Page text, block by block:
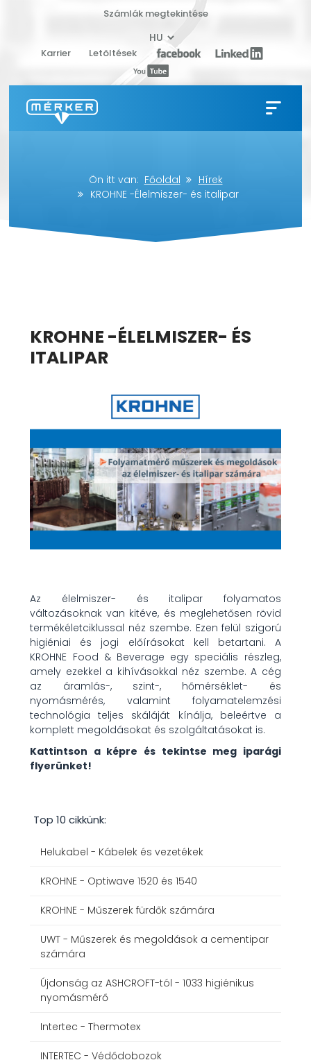
Számlák megtekintése
Karrier Letöltések
Ön itt van: Főoldal
Hírek
KROHNE -Élelmiszer- és italipar
KROHNE -ÉLELMISZER- ÉS
ITALIPAR
Az élelmiszer- és italipar folyamatos
változásoknak van kitéve, és meglehetősen rövid
termékéletciklussal néz szembe. Ezen felül szigorú
higiéniai és jogi előírásokat kell betartani. A
KROHNE Food & Beverage egy speciális részleg,
amely ezekkel a kihívásokkal néz szembe. A cég
az áramlás-, szint-, hőmérséklet- és
nyomásmérés, valamint folyamatelemzési
technológia teljes skáláját kínálja, beleértve a
komplett megoldásokat és szolgáltatásokat is.
Kattintson a képre és tekintse meg iparági
flyerünket!
Top 10 cikkünk:
Helukabel - Kábelek és vezetékek
KROHNE - Optiwave 1520 és 1540
KROHNE - Műszerek fürdők számára
UWT - Műszerek és megoldások a cementipar
számára
Újdonság az ASHCROFT-tól - 1033 higiénikus
nyomásmérő
Intertec - Thermotex
INTERTEC - Védődobozok